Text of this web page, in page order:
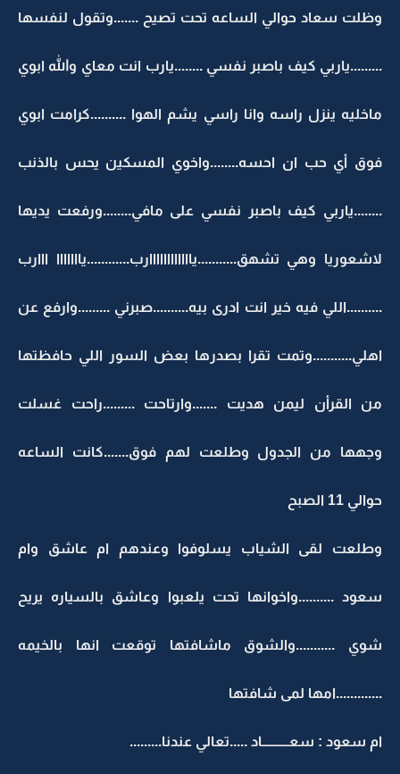
وظلت سعاد حوالي الساعه تحت تصيح .......وتقول لنفسها
.........ياربي كيف باصبر نفسي ........يارب انت معاي والله ابوي
ماخليه ينزل راسه وانا راسي يشم الهوا ..........كرامت ابوي
فوق أي حب ان احسه........واخوي المسكين يحس بالذنب
........ياربي كيف باصبر نفسي على مافي........ورفعت يديها
لاشعوريا وهي تشهق...........ياااااااااااارب............يااااااا ااارب
..........اللي فيه خير انت ادرى بيه..........صبرني .........وارفع عن
اهلي...........وتمت تقرا بصدرها بعض السور اللي حافظتها
من القرأن ليمن هديت .......وارتاحت .........راحت غسلت
وجهها من الجدول وطلعت لهم فوق.......كانت الساعه
حوالي 11 الصبح
وطلعت لقى الشياب يسلوفوا وعندهم ام عاشق وام
سعود ..........واخوانها تحت يلعبوا وعاشق بالسياره يريح
شوي ...........والشوق ماشافتها توقعت انها بالخيمه
.............امها لمى شافتها
ام سعود : سعــــــــــاد .....تعالي عندنا.........